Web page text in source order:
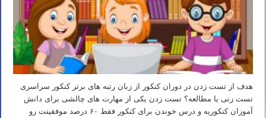
هدف از تست زدن در دوران کنکور از زبان رتبه های برتر کنکور سراسری
تست زنی یا مطالعه؟ تست زدن یکی از مهارت های چالشی برای دانش
آموزان کنکوریه و درس خوندن برای کنکور فقط ۶۰ درصد موفقیتت رو